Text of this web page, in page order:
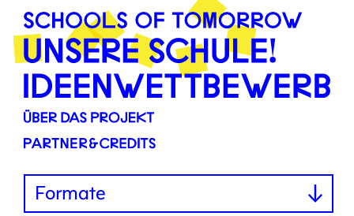
Altersgruppen
Formate